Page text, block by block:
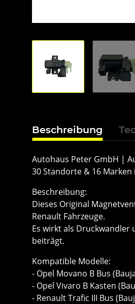
Beschreibung
Autohaus Peter GmbH |
30 Standorte & 16
Beschreibung:
Dieses Original
Renault Fahrzeuge.
Es wirkt als
beiträgt.
Kompatible Modelle:
- Opel Movano B Bus
- Opel Vivaro B Kasten
- Renault Trafic III Bus